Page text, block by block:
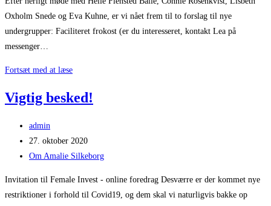
Oxholm Snede og Eva Kuhne, er vi nået frem til to forslag til nye
undergrupper: Faciliteret frokost (er du interesseret, kontakt Lea på
messenger…
Fortsæt med at læseVil
med
UnderGruppe?
Vigtig besked!
Post
author:
admin
Post
published:
27. oktober 2020
Post
Om Amalie Silkeborg
Invitation til Female Invest - online foredrag Desværre er der kommet nye
restriktioner i forhold til Covid19, og dem skal vi naturligvis bakke op